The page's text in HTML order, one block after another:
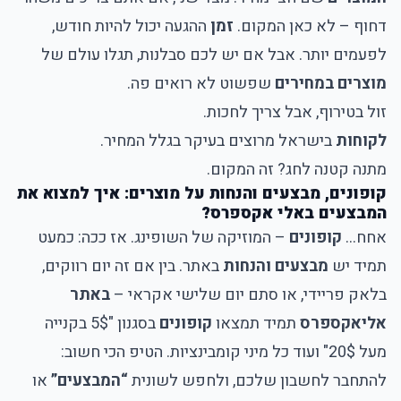
דחוף – לא כאן המקום. זמן ההגעה יכול להיות חודש,
לפעמים יותר. אבל אם יש לכם סבלנות, תגלו עולם של
מוצרים במחירים שפשוט לא רואים פה.
זול בטירוף, אבל צריך לחכות.
לקוחותבישראל מרוצים בעיקר בגלל המחיר.
מתנה קטנה לחג? זה המקום.
קופונים, מבצעים והנחות על מוצרים: איך למצוא את
המבצעים באלי אקספרס?
אחח… קופונים – המוזיקה של השופינג. אז ככה: כמעט
תמיד יש מבצעים והנחותבאתר. בין אם זה יום רווקים,
בלאק פריידי, או סתם יום שלישי אקראי –באתר
אליאקספרסתמיד תמצאוקופונים
בסגנון "5$ בקנייה
מעל 20$" ועוד כל מיני קומבינציות. הטיפ הכי חשוב:
להתחבר לחשבון שלכם, ולחפש לשונית“המבצעים”או